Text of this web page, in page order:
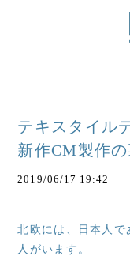
テキスタイル
新作CM製作の
2019/06/17 19:42
北欧には、日本人で
人がいます。